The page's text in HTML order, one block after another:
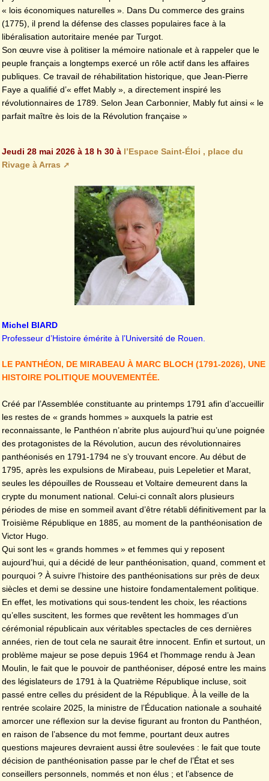
« lois économiques naturelles ». Dans Du commerce des grains
(1775), il prend la défense des classes populaires face à la
libéralisation autoritaire menée par Turgot.
Son œuvre vise à politiser la mémoire nationale et à rappeler que le
peuple français a longtemps exercé un rôle actif dans les affaires
publiques. Ce travail de réhabilitation historique, que Jean-Pierre
Faye a qualifié d’« effet Mably », a directement inspiré les
révolutionnaires de 1789. Selon Jean Carbonnier, Mably fut ainsi « le
parfait maître ès lois de la Révolution française »
Jeudi 28 mai 2026 à 18 h 30 à l’Espace Saint-Éloi , place du
Rivage à Arras
Michel BIARD
Professeur d’Histoire émérite à l’Université de Rouen.
LE PANTHÉON, DE MIRABEAU À MARC BLOCH (1791-2026), UNE
HISTOIRE POLITIQUE MOUVEMENTÉE.
Créé par l’Assemblée constituante au printemps 1791 afin d’accueillir
les restes de « grands hommes » auxquels la patrie est
reconnaissante, le Panthéon n’abrite plus aujourd’hui qu’une poignée
des protagonistes de la Révolution, aucun des révolutionnaires
panthéonisés en 1791-1794 ne s’y trouvant encore. Au début de
1795, après les expulsions de Mirabeau, puis Lepeletier et Marat,
seules les dépouilles de Rousseau et Voltaire demeurent dans la
crypte du monument national. Celui-ci connaît alors plusieurs
périodes de mise en sommeil avant d’être rétabli définitivement par la
Troisième République en 1885, au moment de la panthéonisation de
Victor Hugo.
Qui sont les « grands hommes » et femmes qui y reposent
aujourd’hui, qui a décidé de leur panthéonisation, quand, comment et
pourquoi ? À suivre l’histoire des panthéonisations sur près de deux
siècles et demi se dessine une histoire fondamentalement politique.
En effet, les motivations qui sous-tendent les choix, les réactions
qu’elles suscitent, les formes que revêtent les hommages d’un
cérémonial républicain aux véritables spectacles de ces dernières
années, rien de tout cela ne saurait être innocent. Enfin et surtout, un
problème majeur se pose depuis 1964 et l’hommage rendu à Jean
Moulin, le fait que le pouvoir de panthéoniser, déposé entre les mains
des législateurs de 1791 à la Quatrième République incluse, soit
passé entre celles du président de la République. À la veille de la
rentrée scolaire 2025, la ministre de l’Éducation nationale a souhaité
amorcer une réflexion sur la devise figurant au fronton du Panthéon,
en raison de l’absence du mot femme, pourtant deux autres
questions majeures devraient aussi être soulevées : le fait que toute
décision de panthéonisation passe par le chef de l’État et ses
conseillers personnels, nommés et non élus ; et l’absence de